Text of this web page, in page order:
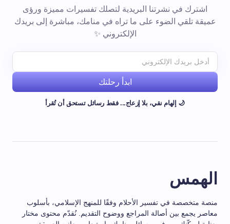
اشترك في نشرتنا البريدية لتصلك تفسيرات مميزة ورؤى
عميقة تلقي الضوء على ما تراه في منامك، مباشرة إلى بريدك
الإلكتروني ✨
ابدأ رحلتك
🌙 إلهام نقي، بلا إزعاج... فقط رسائل تستحق أن تُقرأ
الهمس
منصة متخصصة في تفسير الأحلام وفقًا للمنهج الإسلامي، بأسلوب
معاصر يجمع بين أصالة المراجع ووضوح التقديم. نُقدّم محتوى مختار